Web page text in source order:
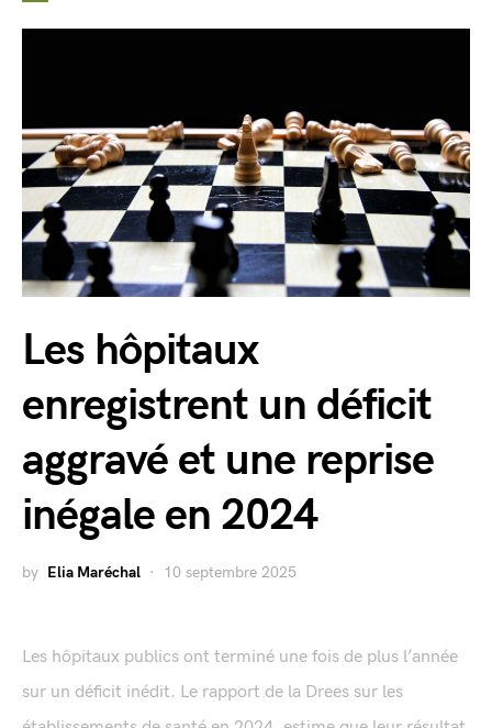
Les hôpitaux
enregistrent un déficit
aggravé et une reprise
inégale en 2024
by Elia Maréchal 10 septembre 2025
Les hôpitaux publics ont terminé une fois de plus l’année
sur un déficit inédit. Le rapport de la Drees sur les